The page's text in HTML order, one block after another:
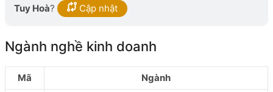
Tuy Hoà? Cập nhật
Ngành nghề kinh doanh
Mã Ngành